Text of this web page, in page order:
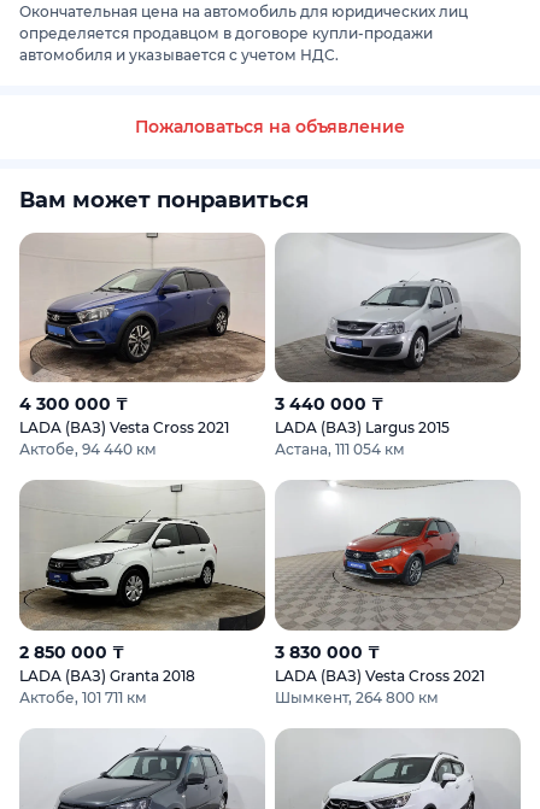
Окончательная цена на автомобиль для юридических лиц
определяется продавцом в договоре купли-продажи
автомобиля и указывается с учетом НДС.
Пожаловаться на объявление
Вам может понравиться
4 300 000 ₸
LADA (ВАЗ) Vesta Cross 2021
Актобе, 94 440 км
3 440 000 ₸
LADA (ВАЗ) Largus 2015
Астана, 111 054 км
2 850 000 ₸
LADA (ВАЗ) Granta 2018
Актобе, 101 711 км
3 830 000 ₸
LADA (ВАЗ) Vesta Cross 2021
Шымкент, 264 800 км